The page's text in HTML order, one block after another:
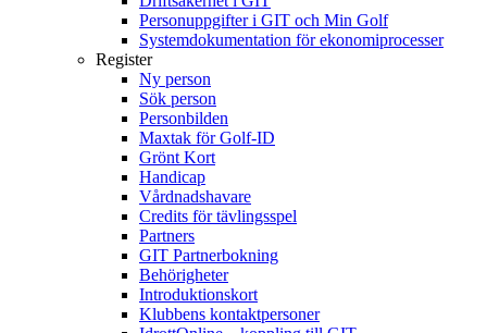
Personuppgifter i GIT och Min Golf
Systemdokumentation för ekonomiprocesser
Register
Ny person
Sök person
Personbilden
Maxtak för Golf-ID
Grönt Kort
Handicap
Vårdnadshavare
Credits för tävlingsspel
Partners
GIT Partnerbokning
Behörigheter
Introduktionskort
Klubbens kontaktpersoner